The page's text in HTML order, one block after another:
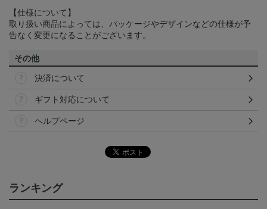
【仕様について】
取り扱い商品によっては、パッケージやデザインなどの仕様が予
告なく変更になることがございます。
その他
決済について
ギフト対応について
ヘルプページ
ランキング